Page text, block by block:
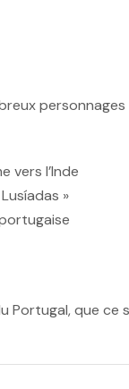
personnages
vers l’Inde
»
que ce